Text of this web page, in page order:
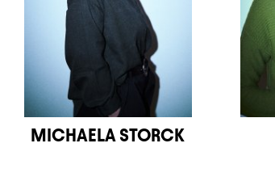
MICHAELA STORCK